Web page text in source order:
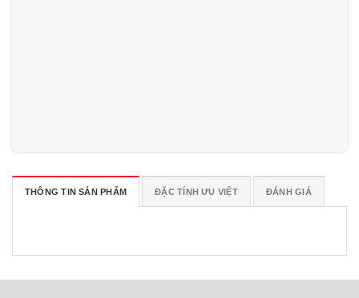
THÔNG TIN SẢN PHẨM ĐẶC TÍNH ƯU VIỆT ĐÁNH GIÁ